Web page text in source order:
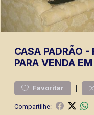
CASA PADRÃO -
PARA VENDA
Favoritar |
Compartilhe: